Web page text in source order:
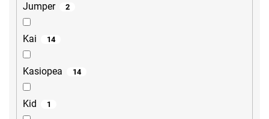
Jumper 2
Kai 14
Kasiopea 14
Kid 1